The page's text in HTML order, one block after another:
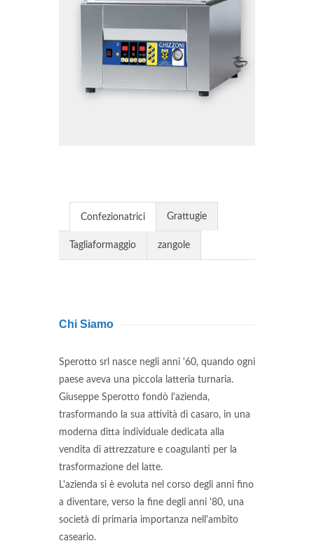
Confezionatrici Grattugie
Tagliaformaggio zangole
Chi Siamo
Sperotto srl nasce negli anni '60, quando ogni
paese aveva una piccola latteria turnaria.
Giuseppe Sperotto fondò l'azienda,
trasformando la sua attività di casaro, in una
moderna ditta individuale dedicata alla
vendita di attrezzature e coagulanti per la
trasformazione del latte.
L'azienda si è evoluta nel corso degli anni fino
a diventare, verso la fine degli anni '80, una
società di primaria importanza nell'ambito
caseario.